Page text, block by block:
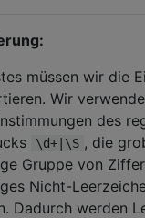
müssen wir die
Wir
des
\d+|\S , die
Gruppe von
Nicht-
Dadurch werden